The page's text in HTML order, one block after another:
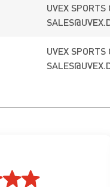
UVEX
UVEX